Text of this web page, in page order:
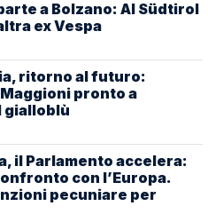
a Bolzano: Al Südtirol
ex Vespa
ritorno al futuro:
pronto a
il Parlamento accelera:
con l’Europa.
pecuniare per